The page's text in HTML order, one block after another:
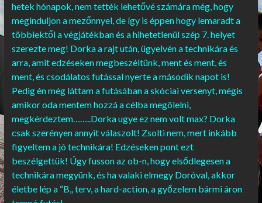
hetek hónapok, nem tették lehetővé számára még, hogy
meginduljon a mezőnnyel, de így is éppen hogy lemaradt a
többiektől a végjátékban és a hihetetlenül szép 7. helyet
szerezte meg! Dorka a rajt után, ügyelvén a technikára és
arra, amit edzéseken megbeszéltünk, ment és ment, és
ment, és csodálatos futással nyerte a második napot is!
Pedig én még láttam a futásában a skóciai versenyt, mégis
amikor oda mentem hozzá a célba megölelni,
megkérdeztem……..Dorka ugye ez nem volt max? Dorka
csak szerényen annyit válaszolt! Zsolti nem, mert inkább
figyeltem a jó technikára! Edzéseken pont ezt
beszélgettük! Úgy fusson az ob-n, hogy elsődlegesen a
technikára megyünk, és ha valaki elmegy Doróval, akkor
életbe lép a “B,, terv, a hard-action, a győzelem bármi áron